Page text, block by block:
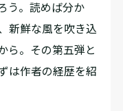
う。読めば分か
新鮮な風を吹き込
ら。その第五弾と
は作者の経歴を紹